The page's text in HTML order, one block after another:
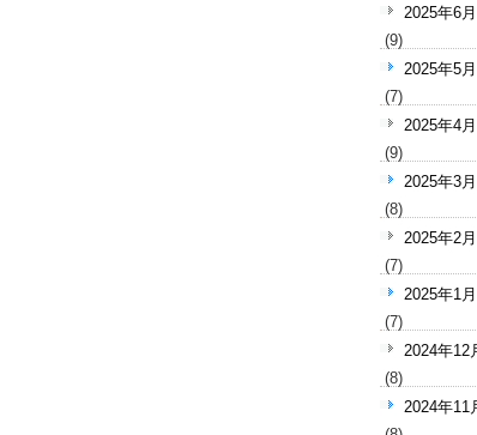
2025年6月
(9)
2025年5月
(7)
2025年4月
(9)
2025年3月
(8)
2025年2月
(7)
2025年1月
(7)
2024年12
(8)
2024年11